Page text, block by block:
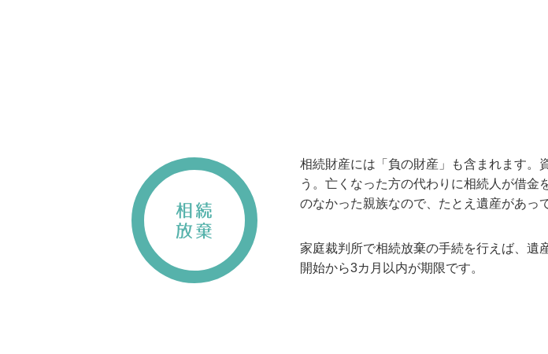
相続
放棄
相続財産には「負の財産」も含まれます。
う。亡くなった方の代わりに相続人が借
のなかった親族なので、たとえ遺産があっ
家庭裁判所で相続放棄の手続を行えば、遺
開始から3カ月以内が期限です。